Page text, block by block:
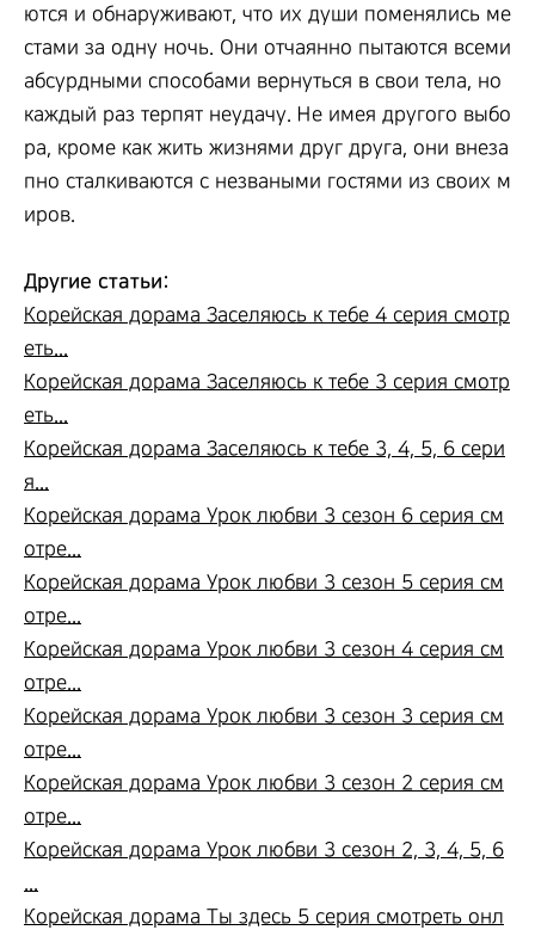
ются и обнаруживают, что их души поменялись ме
стами за одну ночь. Они отчаянно пытаются всеми
абсурдными способами вернуться в свои тела, но
каждый раз терпят неудачу. Не имея другого выбо
ра, кроме как жить жизнями друг друга, они внеза
пно сталкиваются с незваными гостями из своих м
иров.
Другие статьи:
Корейская дорама Заселяюсь к тебе 4 серия смотр
еть...
Корейская дорама Заселяюсь к тебе 3 серия смотр
еть...
Корейская дорама Заселяюсь к тебе 3, 4, 5, 6 сери
я...
Корейская дорама Урок любви 3 сезон 6 серия см
отре...
Корейская дорама Урок любви 3 сезон 5 серия см
отре...
Корейская дорама Урок любви 3 сезон 4 серия см
отре...
Корейская дорама Урок любви 3 сезон 3 серия см
отре...
Корейская дорама Урок любви 3 сезон 2 серия см
отре...
Корейская дорама Урок любви 3 сезон 2, 3, 4, 5, 6
...
Корейская дорама Ты здесь 5 серия смотреть онл